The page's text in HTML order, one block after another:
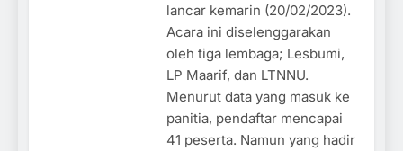
lancar kemarin (20/02/2023).
Acara ini diselenggarakan
oleh tiga lembaga; Lesbumi,
LP Maarif, dan LTNNU.
Menurut data yang masuk ke
panitia, pendaftar mencapai
41 peserta. Namun yang hadir